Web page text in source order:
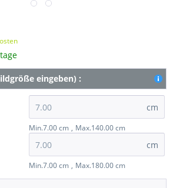
eingeben) :
cm
Min.7.00 cm Max.140.00 cm
cm
Min.7.00 cm Max.180.00 cm